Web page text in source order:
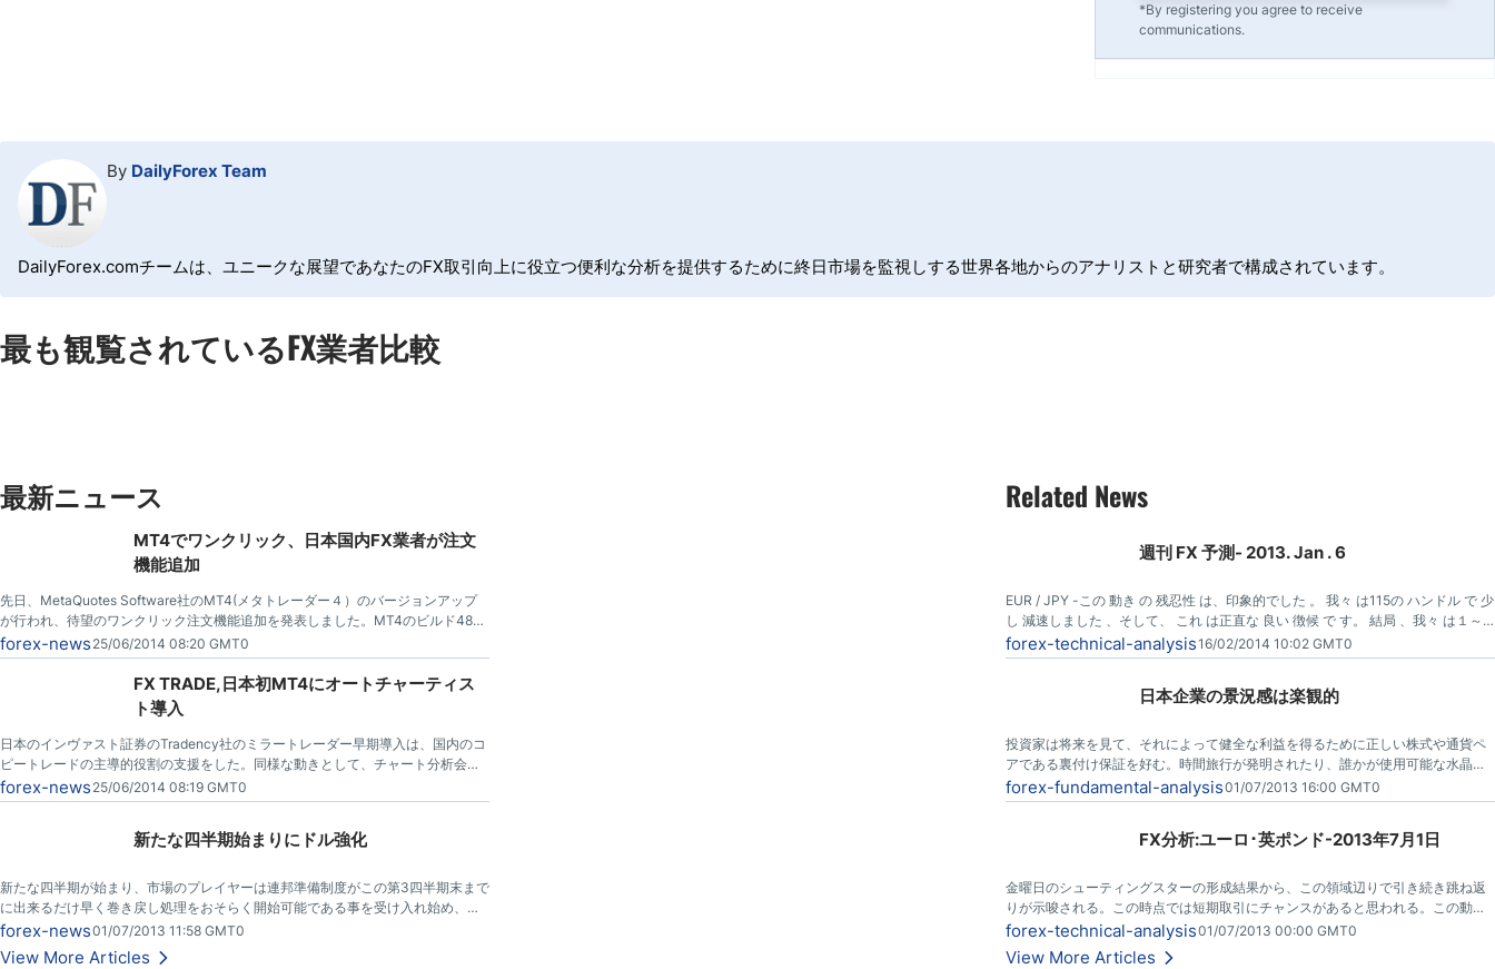
*By registering you agree to receive
communications.
By DailyForex Team
DailyForex.comチームは、ユニークな展望であなたのFX取引向上に役立つ便利な分析を提供するために終日市場を監視しする世界各地からのアナリストと研究者で構成されています。
最も観覧されているFX業者比較
最新ニュース
MT4でワンクリック、日本国内FX業者が注文
機能追加
先日、MetaQuotes Software社のMT4(メタトレーダー４）のバージョンアップ
が行われ、待望のワンクリック注文機能追加を発表しました。MT4のビルド482
以降で利用可能とのこと。
forex-news 25/06/2014 08:20 GMT0
FX TRADE,日本初MT4にオートチャーティス
ト導入
日本のインヴァスト証券のTradency社のミラートレーダー早期導入は、国内のコ
ピートレードの主導的役割の支援をした。同様な動きとして、チャート分析会社
オートチャーティス（Autochartist）は、FX TRADEファイナンシャルが、その製
品をMT4上で起動した、最初の日本ブローカーと発表しました。
forex-news 25/06/2014 08:19 GMT0
新たな四半期始まりにドル強化
新たな四半期が始まり、市場のプレイヤーは連邦準備制度がこの第3四半期末まで
に出来るだけ早く巻き戻し処理をおそらく開始可能である事を受け入れ始め、現
在米ドルは大幅に堅調。
forex-news01/07/2013 11:58 GMT0
View More Articles
Related News
週刊 FX 予測- 2013. Jan . 6
EUR / JPY -この 動き の 残忍性 は、印象的でした 。 我々 は115の ハンドル で 少
し 減速しました 、そして、 これ は正直な 良い 徴候 で す。 結局 、我々 は１～
２週間 で 120 ハンドルで いることができました。撤退が必要です 、そして、 私
はおよそ 112で毎日の チャート に関して隙間を見ます。
forex-technical-analysis16/02/2014 10:02 GMT0
日本企業の景況感は楽観的
投資家は将来を見て、それによって健全な利益を得るために正しい株式や通貨ペ
アである裏付け保証を好む。時間旅行が発明されたり、誰かが使用可能な水晶玉
を考え出すまで、目先の広いストロークの感覚を得るための自由で最高のツール
はビジネス意見の調査である。
forex-fundamental-analysis01/07/2013 16:00 GMT0
FX分析:ユーロ･英ポンド-2013年7月1日
金曜日のシューティングスターの形成結果から、この領域辺りで引き続き跳ね返
りが示唆される。この時点では短期取引にチャンスがあると思われる。この動行
がはるか0.8480水準以下に下がる事を期待するが、跳ね返りで60 pipそこらの利
益として短期取引には優れている。
forex-technical-analysis01/07/2013 00:00 GMT0
View More Articles